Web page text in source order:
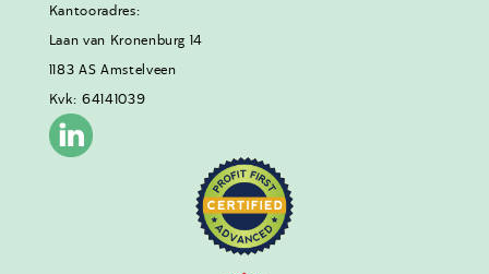
Kantooradres:
Laan van Kronenburg 14
1183 AS Amstelveen
Kvk: 64141039